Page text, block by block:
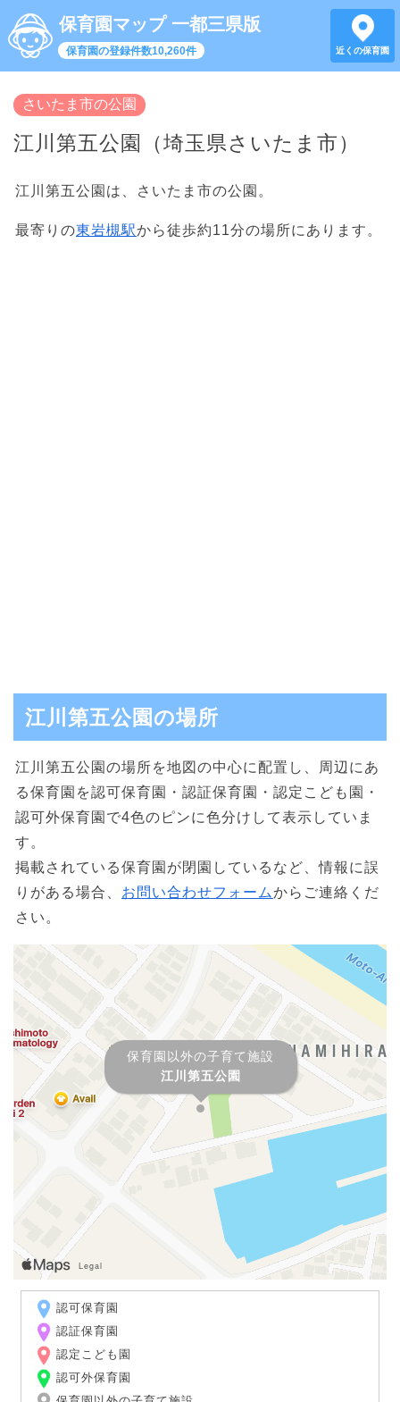
保育園マップ 一都三県版
保育園の登録件数10,260件 近くの保育園
さいたま市の公園
江川第五公園（埼玉県さいたま市）
江川第五公園は、さいたま市の公園。
最寄りの東岩槻駅から徒歩約11分の場所にあります。
江川第五公園の場所
江川第五公園の場所を地図の中心に配置し、周辺にあ
る保育園を認可保育園・認証保育園・認定こども園・
認可外保育園で4色のピンに色分けして表示していま
す。
掲載されている保育園が閉園しているなど、情報に誤
りがある場合、 お問い合わせフォームからご連絡くだ
さい。
保育園以外の子育て施設
江川第五公園
認可保育園
認証保育園
認定こども園
認可外保育園